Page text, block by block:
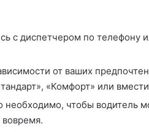
с диспетчером по телефону
от ваших
«Комфорт» или
чтобы водитель
вовремя.